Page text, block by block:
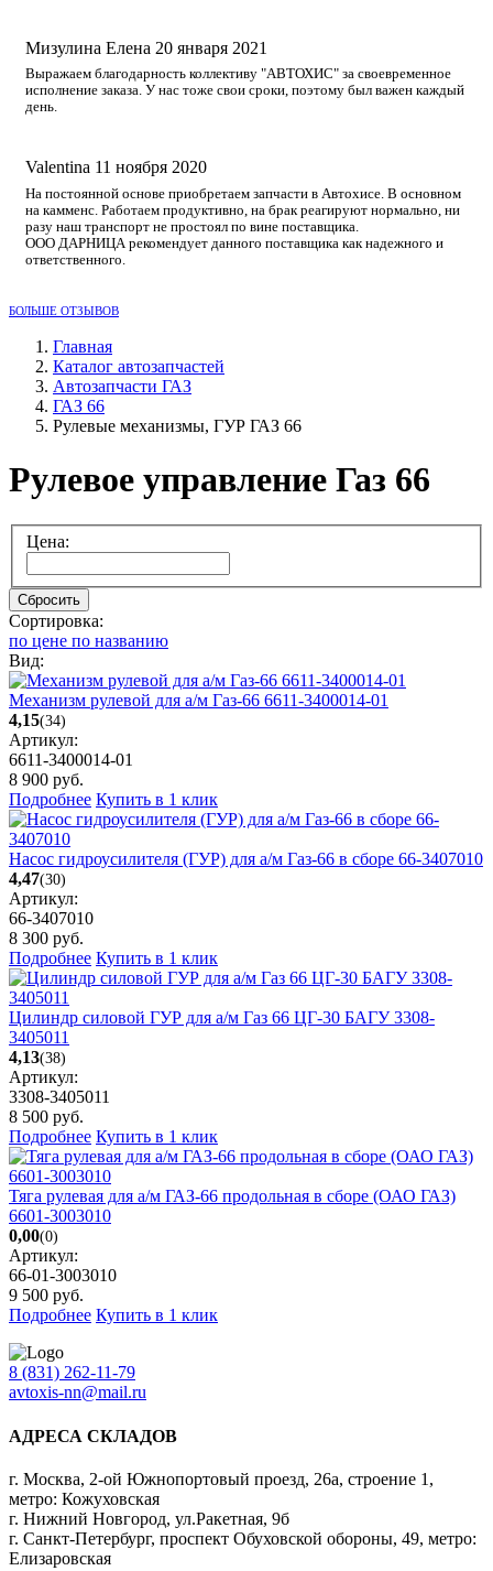
Мизулина Елена 20 января 2021
Выражаем благодарность коллективу "АВТОХИС" за своевременное
исполнение заказа. У нас тоже свои сроки, поэтому был важен каждый
день.
Valentina 11 ноября 2020
На постоянной основе приобретаем запчасти в Автохисе. В основном
на камменс. Работаем продуктивно, на брак реагируют нормально, ни
разу наш транспорт не простоял по вине поставщика.
ООО ДАРНИЦА рекомендует данного поставщика как надежного и
ответственного.
БОЛЬШЕ ОТЗЫВОВ
Главная
Каталог автозапчастей
Автозапчасти ГАЗ
ГАЗ 66
Рулевые механизмы, ГУР ГАЗ 66
Рулевое управление Газ 66
Цена:
Сбросить
Сортировка:
по цене по названию
Вид:
Механизм рулевой для а/м Газ-66 6611-3400014-01
4,15(34)
Артикул:
6611-3400014-01
8 900 руб.
Подробнее Купить в 1 клик
Насос гидроусилителя (ГУР) для а/м Газ-66 в сборе 66-3407010
4,47(30)
Артикул:
66-3407010
8 300 руб.
Подробнее Купить в 1 клик
Цилиндр силовой ГУР для а/м Газ 66 ЦГ-30 БАГУ 3308-
3405011
4,13(38)
Артикул:
3308-3405011
8 500 руб.
Подробнее Купить в 1 клик
Тяга рулевая для а/м ГАЗ-66 продольная в сборе (ОАО ГАЗ)
6601-3003010
0,00(0)
Артикул:
66-01-3003010
9 500 руб.
Подробнее Купить в 1 клик
8 (831) 262-11-79
avtoxis-nn@mail.ru
АДРЕСА СКЛАДОВ
г. Москва, 2-ой Южнопортовый проезд, 26а, строение 1,
метро: Кожуховская
г. Нижний Новгород, ул.Ракетная, 9б
г. Санкт-Петербург, проспект Обуховской обороны, 49, метро:
Елизаровская